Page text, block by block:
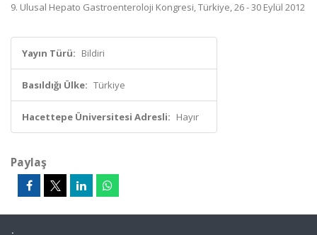
9. Ulusal Hepato Gastroenteroloji Kongresi, Türkiye, 26 - 30 Eylül 2012
Yayın Türü: Bildiri
Basıldığı Ülke: Türkiye
Hacettepe Üniversitesi Adresli: Hayır
Paylaş